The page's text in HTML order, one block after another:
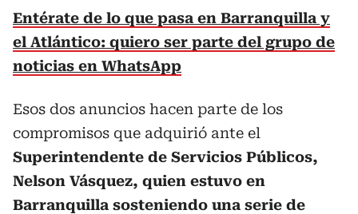
Entérate de lo que pasa en Barranquilla y
el Atlántico: quiero ser parte del grupo de
noticias en WhatsApp
Esos dos anuncios hacen parte de los
compromisos que adquirió ante el
Superintendente de Servicios Públicos,
Nelson Vásquez, quien estuvo en
Barranquilla sosteniendo una serie de